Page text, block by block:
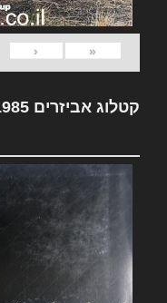
«
‹
קטלוג אביזרים Jeep 1985